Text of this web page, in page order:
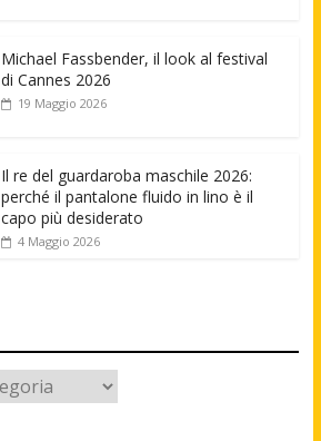
Michael Fassbender, il look al festival
di Cannes 2026
19 Maggio 2026
Il re del guardaroba maschile 2026:
perché il pantalone fluido in lino è il
capo più desiderato
4 Maggio 2026